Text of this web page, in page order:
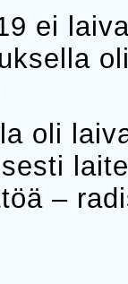
ei
oli
–